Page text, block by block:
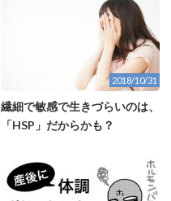
2018/10/31
繊細で敏感で生きづらいのは、
「HSP」だからかも？